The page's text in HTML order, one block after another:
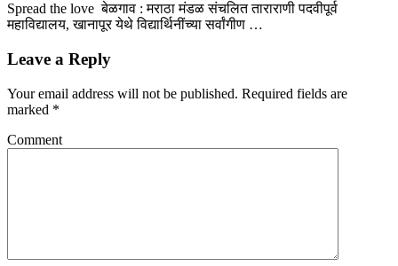
Spread the love बेळगाव : मराठा मंडळ संचलित ताराराणी पदवीपूर्व
महाविद्यालय, खानापूर येथे विद्यार्थिनींच्या सर्वांगीण …
Leave a Reply
Your email address will not be published. Required fields are
marked *
Comment